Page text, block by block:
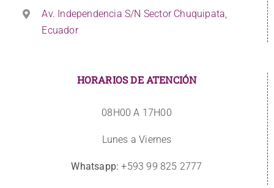
Av. Independencia S/N Sector Chuquipata,
Ecuador
HORARIOS DE ATENCIÓN
08H00 A 17H00
Lunes a Viernes
Whatsapp: +593 99 825 2777